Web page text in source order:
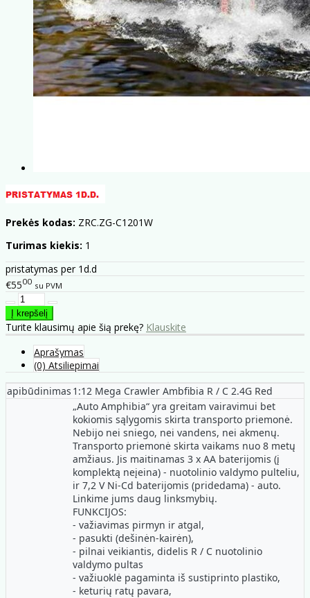
Prekės kodas: ZRC.ZG-C1201W
Turimas kiekis: 1
pristatymas per 1d.d
€5500 su PVM
Turite klausimų apie šią prekę? Klauskite
Aprašymas
(0) Atsiliepimai
apibūdinimas 1:12 Mega Crawler Ambfibia R / C 2.4G Red
„Auto Amphibia“ yra greitam vairavimui bet
kokiomis sąlygomis skirta transporto priemonė.
Nebijo nei sniego, nei vandens, nei akmenų.
Transporto priemonė skirta vaikams nuo 8 metų
amžiaus. Jis maitinamas 3 x AA baterijomis (į
komplektą neįeina) - nuotolinio valdymo pulteliu,
ir 7,2 V Ni-Cd baterijomis (pridedama) - auto.
Linkime jums daug linksmybių.
FUNKCIJOS:
- važiavimas pirmyn ir atgal,
- pasukti (dešinėn-kairėn),
- pilnai veikiantis, didelis R / C nuotolinio
valdymo pultas
- važiuoklė pagaminta iš sustiprinto plastiko,
- keturių ratų pavara,